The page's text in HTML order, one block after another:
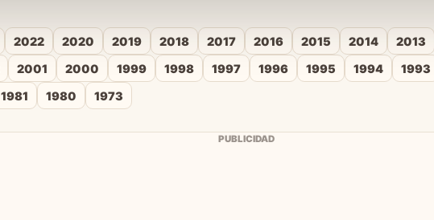
2022 2020 2019 2018 2017 2016 2015 2014 2013
2001 2000 1999 1998 1997 1996 1995 1994 1993
1981 1980 1973
PUBLICIDAD